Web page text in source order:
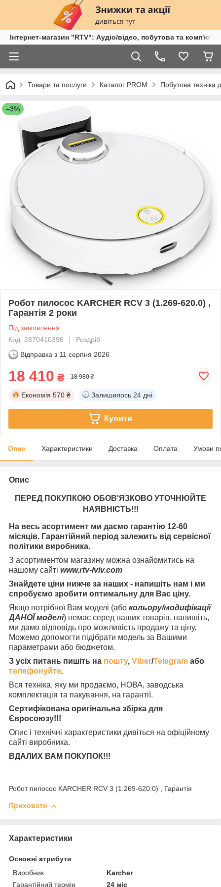
Інтернет-магазин "RTV": Аудіо/відео, побутова та
Товари та послуги Каталог PROM Побутова техніка
–3%
Робот пилосос KARCHER RCV 3 (1.269-620.0) ,
Гарантія 2 роки
Під замовлення
Код: 2870410396
Роздріб
Відправка з 11 серпня 2026
18 410 ₴ 18 980 ₴
Економія 570 ₴ Залишилось 24 дні
Купити
Опис Характеристики Доставка Оплата Умови
Опис
ПЕРЕД ПОКУПКОЮ ОБОВ'ЯЗКОВО УТОЧНЮЙТЕ
НАЯВНІСТЬ!!!
На весь асортимент ми даємо гарантію 12-60
місяців. Гарантійний період залежить від сервісної
політики виробника.
З асортиментом магазину можна ознайомитись на
нашому сайті www.rtv-lviv.com
Знайдете ціни нижче за наших - напишіть нам і ми
спробуємо зробити оптимальну для Вас ціну.
Якщо потрібної Вам моделі (або кольору/модифікації
ДАНОЇ моделі) немає серед наших товарів, напишіть,
ми дамо відповідь про можливість продажу та ціну.
Можемо допомогти підібрати модель за Вашими
параметрами або бюджетом.
З усіх питань пишіть на пошту, Viber/Telegram або
телефонуйте.
Вся техніка, яку ми продаємо, НОВА, заводська
комплектація та пакування, на гарантії.
Сертифікована оригінальна збірка для
Євросоюзу!!!
Опис і технічні характеристики дивіться на офіційному
сайті виробника.
ВДАЛИХ ВАМ ПОКУПОК!!!
Робот пилосос KARCHER RCV 3 (1.269-620.0) , Гарантія
Приховати
Характеристики
Основні атрибути
Виробник
Karcher
Гарантійний термін
24 міс